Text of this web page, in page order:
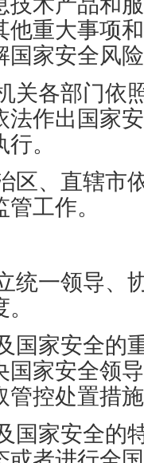
他重大事项
国家安全风
关各部门依
法作出国家
。
区、直辖市
工作。
统一领导、
国家安全的
国家安全领
管控处置措
国家安全的